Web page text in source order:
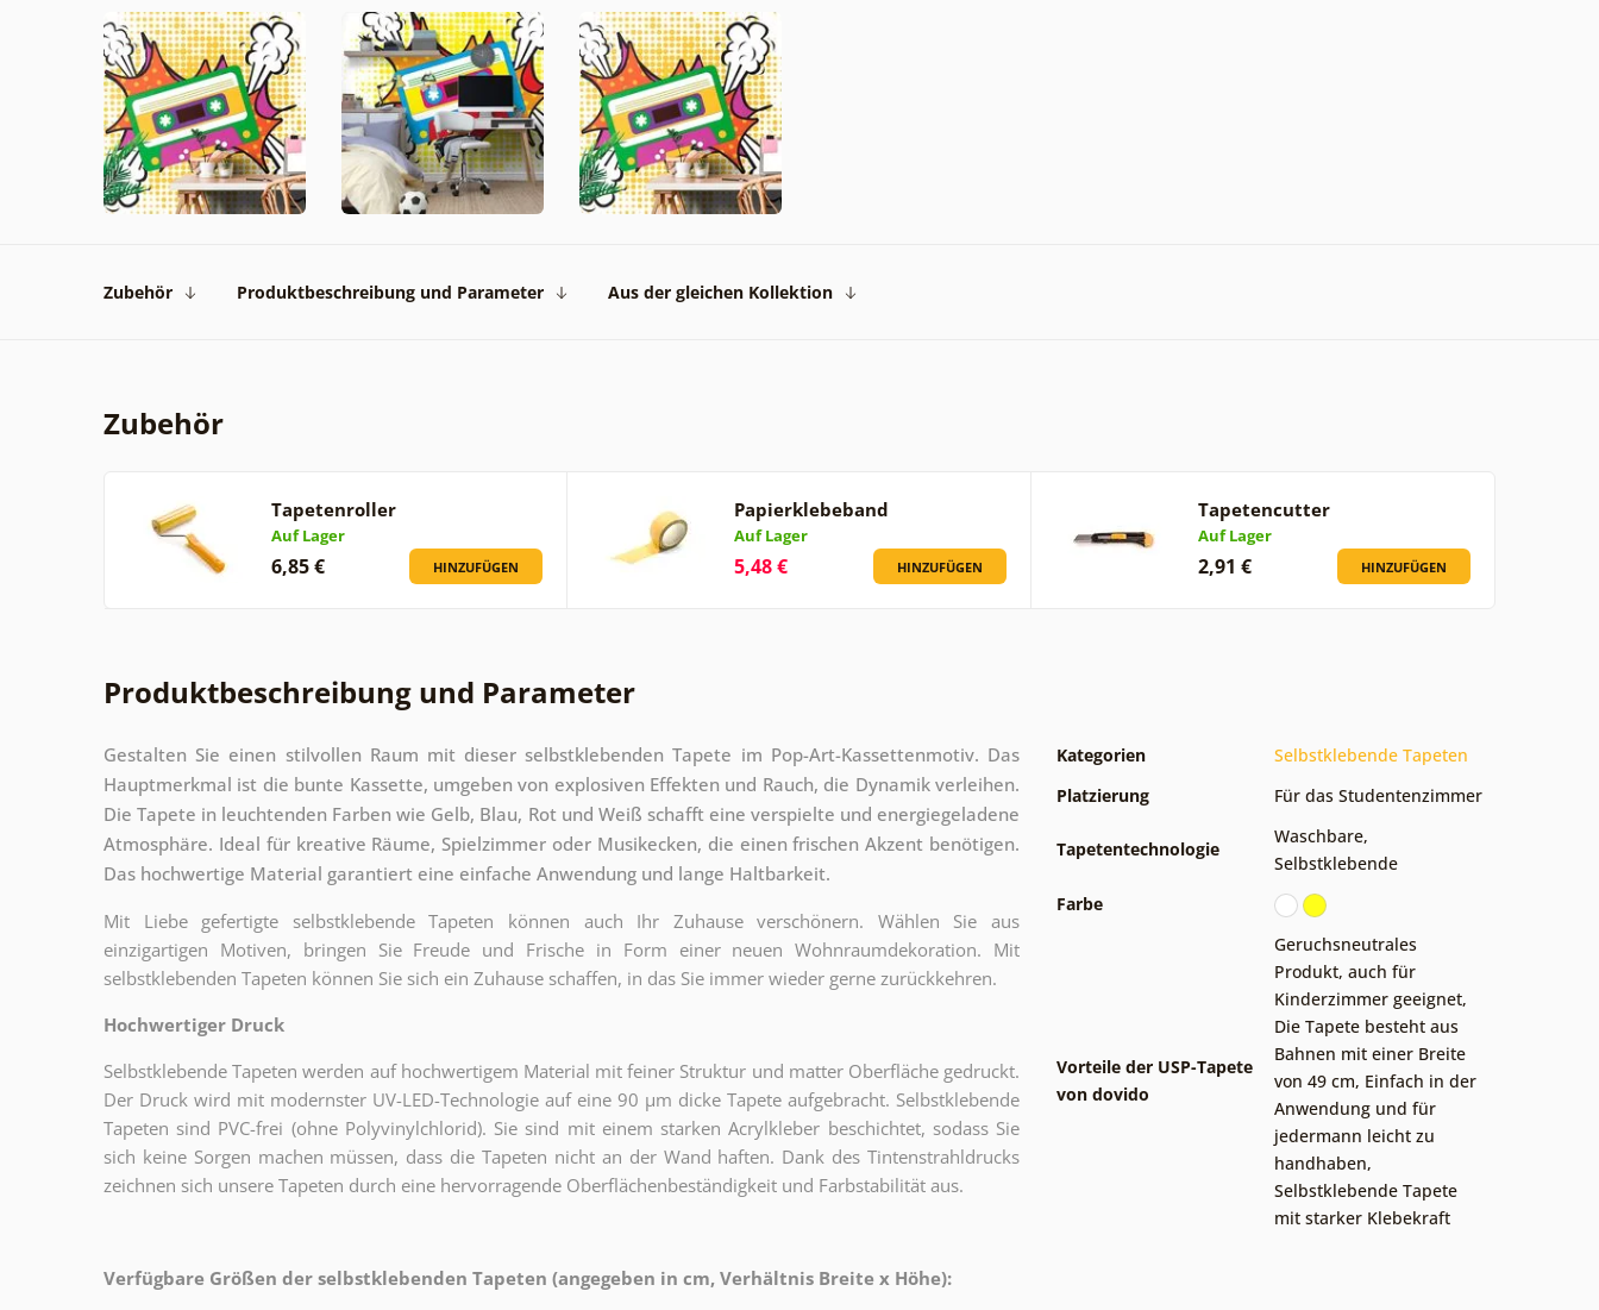
Zubehör Produktbeschreibung und Parameter Aus der gleichen Kollektion
Zubehör
Tapetenroller
Auf Lager
6,85 € HINZUFÜGEN
Papierklebeband
Auf Lager
5,48 € HINZUFÜGEN
Tapetencutter
Auf Lager
2,91 € HINZUFÜGEN
Produktbeschreibung und Parameter
Gestalten Sie einen stilvollen Raum mit dieser selbstklebenden Tapete im Pop-Art-Kassettenmotiv. Das
Hauptmerkmal ist die bunte Kassette, umgeben von explosiven Effekten und Rauch, die Dynamik verleihen.
Die Tapete in leuchtenden Farben wie Gelb, Blau, Rot und Weiß schafft eine verspielte und energiegeladene
Atmosphäre. Ideal für kreative Räume, Spielzimmer oder Musikecken, die einen frischen Akzent benötigen.
Das hochwertige Material garantiert eine einfache Anwendung und lange Haltbarkeit.
Mit Liebe gefertigte selbstklebende Tapeten können auch Ihr Zuhause verschönern. Wählen Sie aus
einzigartigen Motiven, bringen Sie Freude und Frische in Form einer neuen Wohnraumdekoration. Mit
selbstklebenden Tapeten können Sie sich ein Zuhause schaffen, in das Sie immer wieder gerne zurückkehren.
Hochwertiger Druck
Selbstklebende Tapeten werden auf hochwertigem Material mit feiner Struktur und matter Oberfläche gedruckt.
Der Druck wird mit modernster UV-LED-Technologie auf eine 90 µm dicke Tapete aufgebracht. Selbstklebende
Tapeten sind PVC-frei (ohne Polyvinylchlorid). Sie sind mit einem starken Acrylkleber beschichtet, sodass Sie
sich keine Sorgen machen müssen, dass die Tapeten nicht an der Wand haften. Dank des Tintenstrahldrucks
zeichnen sich unsere Tapeten durch eine hervorragende Oberflächenbeständigkeit und Farbstabilität aus.
Verfügbare Größen der selbstklebenden Tapeten (angegeben in cm, Verhältnis Breite x Höhe):
Kategorien
Selbstklebende Tapeten
Platzierung
Für das Studentenzimmer
Tapetentechnologie
Waschbare,
Selbstklebende
Farbe
Vorteile der USP-Tapete
von dovido
Geruchsneutrales
Produkt, auch für
Kinderzimmer geeignet,
Die Tapete besteht aus
Bahnen mit einer Breite
von 49 cm, Einfach in der
Anwendung und für
jedermann leicht zu
handhaben,
Selbstklebende Tapete
mit starker Klebekraft